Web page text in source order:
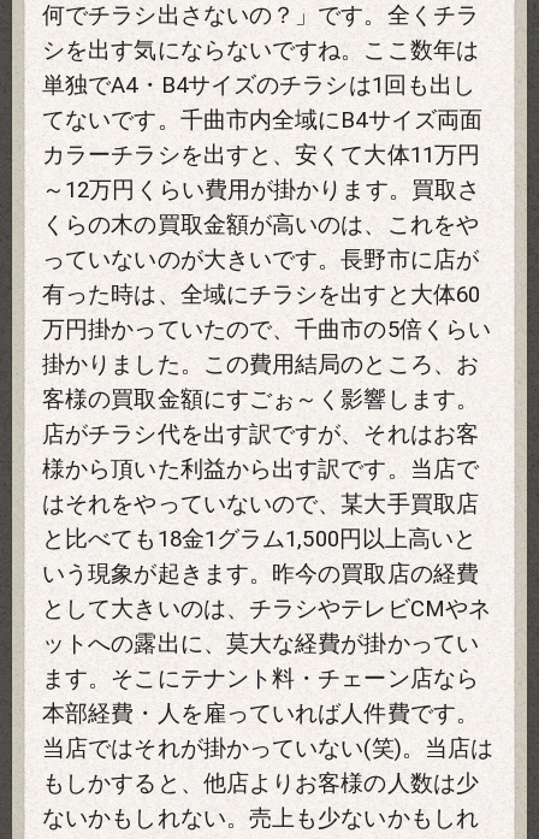
何でチラシ出さないの？」です。全くチラ
シを出す気にならないですね。ここ数年は
単独でA4・B4サイズのチラシは1回も出し
てないです。千曲市内全域にB4サイズ両面
カラーチラシを出すと、安くて大体11万円
～12万円くらい費用が掛かります。買取さ
くらの木の買取金額が高いのは、これをや
っていないのが大きいです。長野市に店が
有った時は、全域にチラシを出すと大体60
万円掛かっていたので、千曲市の5倍くらい
掛かりました。この費用結局のところ、お
客様の買取金額にすごぉ～く影響します。
店がチラシ代を出す訳ですが、それはお客
様から頂いた利益から出す訳です。当店で
はそれをやっていないので、某大手買取店
と比べても18金1グラム1,500円以上高いと
いう現象が起きます。昨今の買取店の経費
として大きいのは、チラシやテレビCMやネ
ットへの露出に、莫大な経費が掛かってい
ます。そこにテナント料・チェーン店なら
本部経費・人を雇っていれば人件費です。
当店ではそれが掛かっていない(笑)。当店は
もしかすると、他店よりお客様の人数は少
ないかもしれない。売上も少ないかもしれ